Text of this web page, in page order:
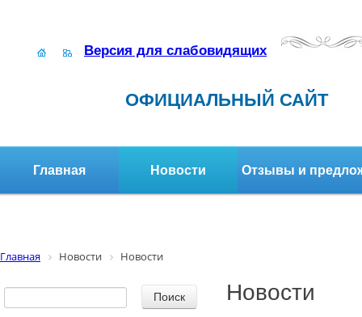
Версия для слабовидящих
ОФИЦИАЛЬНЫЙ САЙТ
Главная Новости Отзывы и
Главная Новости Новости
Новости